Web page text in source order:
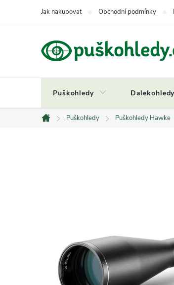
Jak nakupovat Obchodní podmínky
Puškohledy Dalekohledy
Domů
Puškohledy Puškohledy Hawke